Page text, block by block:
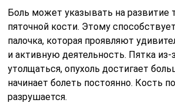
Боль может указывать на развитие
пяточной кости. Этому
палочка, которая проявляют
и активную деятельность. Пятка из-
утолщаться, опухоль достигает
начинает болеть постоянно. Кость
разрушается.